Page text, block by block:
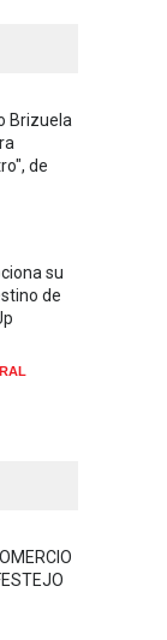
Brizuela
de
su
de